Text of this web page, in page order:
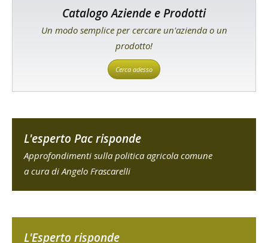
Catalogo Aziende e Prodotti
Un modo semplice per cercare un'azienda o un
prodotto!
Cerca adesso
L'esperto Pac risponde
Approfondimenti sulla politica agricola comune
a cura di Angelo Frascarelli
L'Esperto risponde